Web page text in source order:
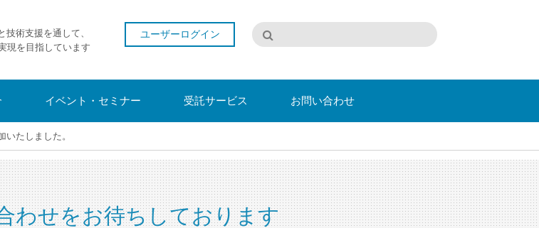
術支援を通して、
現を目指しています
ユーザーログイン
イベント・セミナー 受託サービス お問い合わせ
いたしました。
わせをお待ちしております